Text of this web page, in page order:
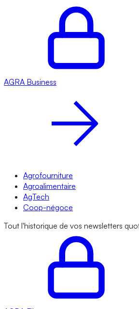
AGRA Business
Agrofourniture
Agroalimentaire
AgTech
Coop-négoce
Tout l'historique de vos newsletters